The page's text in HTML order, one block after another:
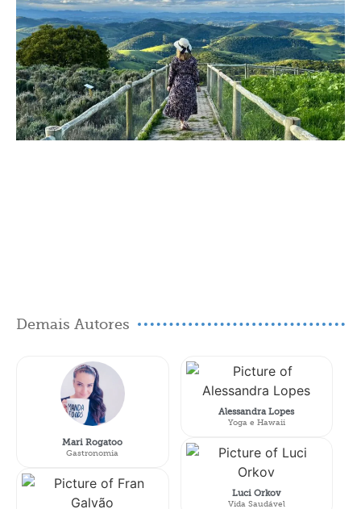
Demais Autores
Mari Rogatoo
Gastronomia
Alessandra Lopes
Yoga e Hawaii
Luci Orkov
Vida Saudável